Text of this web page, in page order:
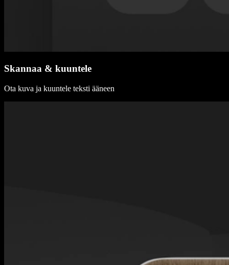
Skannaa & kuuntele
Ota kuva ja kuuntele teksti ääneen